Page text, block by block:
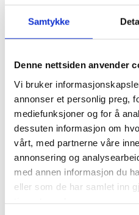
Samtykke
Denne nettsiden anvender
Vi bruker
annonser et personlig preg,
mediefunksjoner og for å
dessuten informasjon om
vårt, med partnerne våre
annonsering og
med annen informasjon du
eller som de har samlet inn